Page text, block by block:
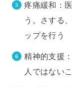
疼痛緩和：
う。さする
ップを行う
精神的支援
人ではない